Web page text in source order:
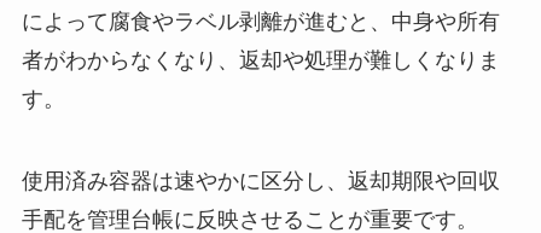
によって腐食やラベル剥離が進むと、中身や所有
者がわからなくなり、返却や処理が難しくなりま
す。
使用済み容器は速やかに区分し、返却期限や回収
手配を管理台帳に反映させることが重要です。